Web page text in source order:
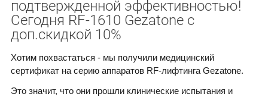
подтвержденной эффективностью!
Сегодня RF-1610 Gezatone с
доп.скидкой 10%
Хотим похвастаться - мы получили медицинский
сертификат на серию аппаратов RF-лифтинга Gezatone.
Это значит, что они прошли клинические испытания и